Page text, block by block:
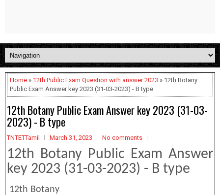
Home » 12th Public Exam Question with answer 2023 » 12th Botany
Public Exam Answer key 2023 (31-03-2023) - B type
12th Botany Public Exam Answer key 2023 (31-03-
2023) - B type
TNTETTamil March 31, 2023 No comments
12th Botany Public Exam Answer
key 2023 (31-03-2023) - B type
12th Botany